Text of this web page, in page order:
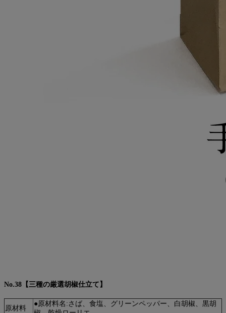
No.38【三種の厳選胡椒仕立て】
原材料
●原材料名:さば、食塩、グリーンペッパー、白胡椒、黒胡